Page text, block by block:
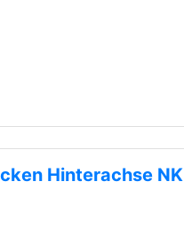
Hinterachse NK